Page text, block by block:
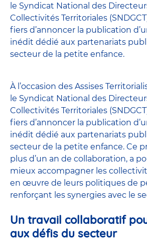
le Syndicat National des
Collectivités Territoriales
fiers d’annoncer la publication
inédit dédié aux partenariats
secteur de la petite enfance.
À l’occasion des Assises
le Syndicat National des
Collectivités Territoriales
fiers d’annoncer la publication
inédit dédié aux partenariats
secteur de la petite enfance. Ce
plus d’un an de collaboration, a
mieux accompagner les
en œuvre de leurs politiques de
renforçant les synergies avec le
Un travail collaboratif
aux défis du secteur